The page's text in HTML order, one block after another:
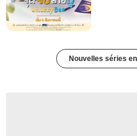
Nouvelles séries